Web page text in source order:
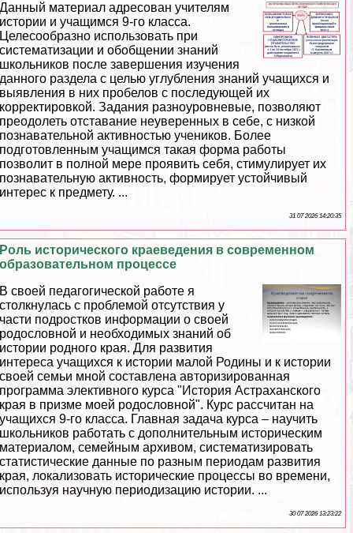
Данный материал адресован учителям
истории и учащимся 9-го класса.
Целесообразно использовать при
систематизации и обобщении знаний
школьников после завершения изучения
данного раздела с целью углубления знаний учащихся и
выявления в них пробелов с последующей их
корректировкой. Задания разноуровневые, позволяют
преодолеть отставание неуверенных в себе, с низкой
познавательной активностью учеников. Более
подготовленным учащимся такая форма работы
позволит в полной мере проявить себя, стимулирует их
познавательную активность, формирует устойчивый
интерес к предмету. ...
31 07 2026 14:20:35
Роль исторического краеведения в современном
образовательном процессе
В своей педагогической работе я
столкнулась с проблемой отсутствия у
части подростков информации о своей
родословной и необходимых знаний об
истории родного края. Для развития
интереса учащихся к истории малой Родины и к истории
своей семьи мной составлена авторизированная
программа элективного курса "История Астpaxaнского
края в призме моей родословной". Курс рассчитан на
учащихся 9-го класса. Главная задача курса – научить
школьников работать с дополнительным историческим
материалом, семейным архивом, систематизировать
статистические данные по разным периодам развития
края, локализовать исторические процессы во времени,
используя научную периодизацию истории. ...
30 07 2026 13:23:22